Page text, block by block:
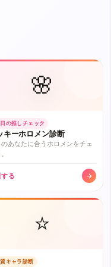
🌸
の推しチェック
キーホロメン診断
あなたに合うホロメンをチェ
する
⭐
キャラ診断